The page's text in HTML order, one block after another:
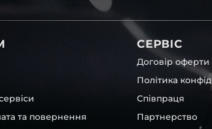
та повернення
СЕРВІС
Договір оферти
Політика
Співпраця
Партнерство